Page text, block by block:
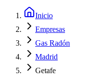
Inicio
Empresas
Gas Radón
Madrid
Getafe